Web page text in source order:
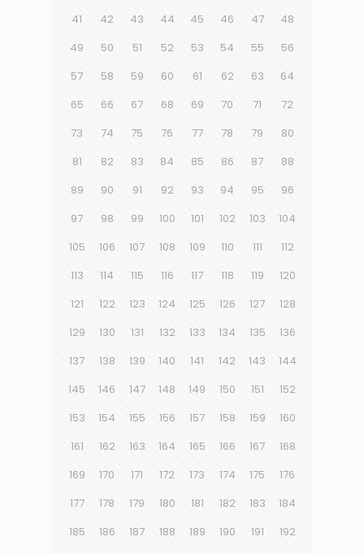
41
42 43 44 45 46 47
48
49
50 51 52 53 54 55
56
57
58 59 60 61 62 63
64
65
66 67 68 69 70 71
72
73
74 75 76 77 78 79
80
81
82 83 84 85 86 87
88
89
90 91 92 93 94 95
96
97
98 99 100 101 102 103
104
105
106 107 108 109 110 111
112
113
114 115 116 117 118 119
120
121
122 123 124 125 126 127
128
129
130 131 132 133 134 135
136
137
138 139 140 141 142 143
144
145
146 147 148 149 150 151
152
153
154 155 156 157 158 159
160
161
162 163 164 165 166 167
168
169
170 171 172 173 174 175
176
177
178 179 180 181 182 183
184
185
186 187 188 189 190 191
192